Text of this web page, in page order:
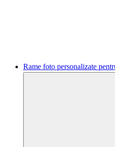
Rame foto personalizate